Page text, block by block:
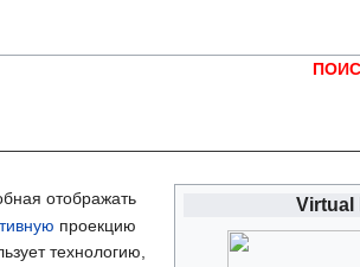
Virtual
отображать
проекцию
технологию,